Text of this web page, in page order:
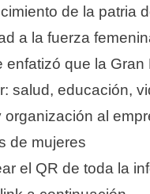
de la patria
a la fuerza
enfatizó que la
salud, educación,
al
de mujeres
el QR de toda la